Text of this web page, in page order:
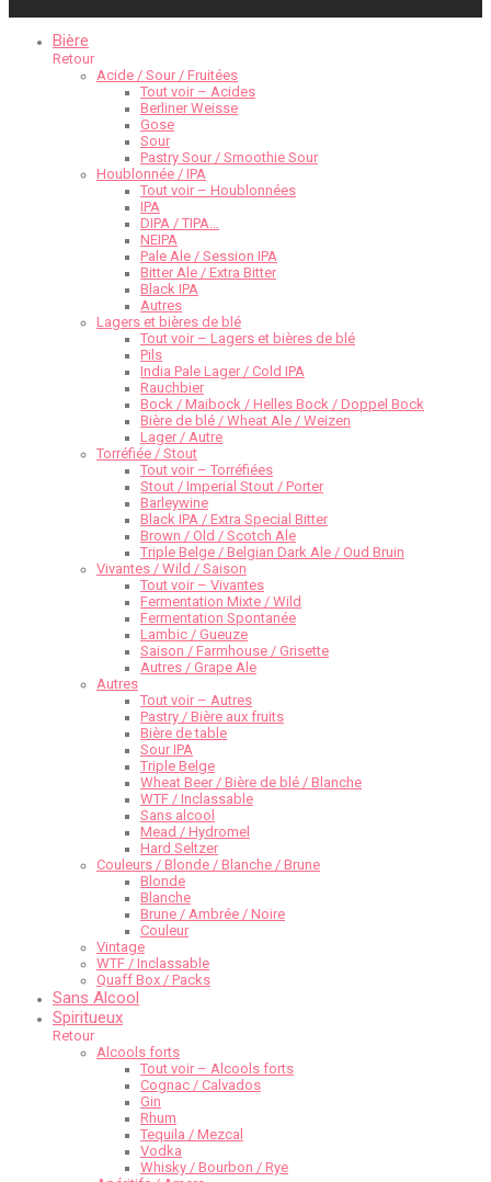
Bière
Retour
Acide / Sour / Fruitées
Tout voir – Acides
Berliner Weisse
Gose
Sour
Pastry Sour / Smoothie Sour
Houblonnée / IPA
Tout voir – Houblonnées
IPA
DIPA / TIPA…
NEIPA
Pale Ale / Session IPA
Bitter Ale / Extra Bitter
Black IPA
Autres
Lagers et bières de blé
Tout voir – Lagers et bières de blé
Pils
India Pale Lager / Cold IPA
Rauchbier
Bock / Maibock / Helles Bock / Doppel Bock
Bière de blé / Wheat Ale / Weizen
Lager / Autre
Torréfiée / Stout
Tout voir – Torréfiées
Stout / Imperial Stout / Porter
Barleywine
Black IPA / Extra Special Bitter
Brown / Old / Scotch Ale
Triple Belge / Belgian Dark Ale / Oud Bruin
Vivantes / Wild / Saison
Tout voir – Vivantes
Fermentation Mixte / Wild
Fermentation Spontanée
Lambic / Gueuze
Saison / Farmhouse / Grisette
Autres / Grape Ale
Autres
Tout voir – Autres
Pastry / Bière aux fruits
Bière de table
Sour IPA
Triple Belge
Wheat Beer / Bière de blé / Blanche
WTF / Inclassable
Sans alcool
Mead / Hydromel
Hard Seltzer
Couleurs / Blonde / Blanche / Brune
Blonde
Blanche
Brune / Ambrée / Noire
Couleur
Vintage
WTF / Inclassable
Quaff Box / Packs
Sans Alcool
Spiritueux
Retour
Alcools forts
Tout voir – Alcools forts
Cognac / Calvados
Gin
Rhum
Tequila / Mezcal
Vodka
Whisky / Bourbon / Rye